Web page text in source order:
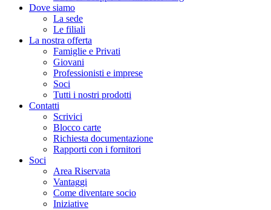
Dove siamo
La sede
Le filiali
La nostra offerta
Famiglie e Privati
Giovani
Professionisti e imprese
Soci
Tutti i nostri prodotti
Contatti
Scrivici
Blocco carte
Richiesta documentazione
Rapporti con i fornitori
Soci
Area Riservata
Vantaggi
Come diventare socio
Iniziative